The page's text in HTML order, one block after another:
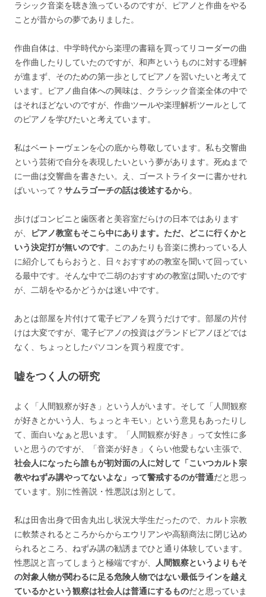
ラシック音楽を聴き漁っているのですが、ピアノと作曲をやる
ことが昔からの夢でありました。
作曲自体は、中学時代から楽理の書籍を買ってリコーダーの曲
を作曲したりしていたのですが、和声というものに対する理解
が進まず、そのための第一歩としてピアノを習いたいと考えて
います。ピアノ曲自体への興味は、クラシック音楽全体の中で
はそれほどないのですが、作曲ツールや楽理解析ツールとして
のピアノを学びたいと考えています。
私はベートーヴェンを心の底から尊敬しています。私も交響曲
という芸術で自分を表現したいという夢があります。死ぬまで
に一曲は交響曲を書きたい。え、ゴーストライターに書かせれ
ばいいって？サムラゴーチの話は後述するから。
歩けばコンビニと歯医者と美容室だらけの日本ではあります
が、
ピアノ教室もそこら中にあります。ただ、どこに行くかと
いう決定打が無いのです。このあたりも音楽に携わっている人
に紹介してもらおうと、日々おすすめの教室を聞いて回ってい
る最中です。そんな中で二胡のおすすめの教室は聞いたのです
が、二胡をやるかどうかは迷い中です。
あとは部屋を片付けて電子ピアノを買うだけです。部屋の片付
けは大変ですが、電子ピアノの投資はグランドピアノほどでは
なく、ちょっとしたパソコンを買う程度です。
嘘をつく人の研究
よく「人間観察が好き」という人がいます。そして「人間観察
が好きとかいう人、ちょっとキモい」という意見もあったりし
て、面白いなぁと思います。「人間観察が好き」って女性に多
いと思うのですが、「音楽が好き」くらい他愛もない主張で、
社会人になったら誰もが初対面の人に対して「こいつカルト宗
教やねずみ講やってないよな」って警戒するのが普通だと思っ
ています。別に性善説・性悪説は別として。
私は田舎出身で田舎丸出し状況大学生だったので、カルト宗教
に軟禁されるところからからエウリアンや高額商法に閉じ込め
られるところ、ねずみ講の勧誘までひと通り体験しています。
性悪説と言ってしまうと極端ですが、
人間観察というよりもそ
の対象人物が関わるに足る危険人物ではない最低ラインを越え
ているかという観察は社会人は普通にするものだと思っていま